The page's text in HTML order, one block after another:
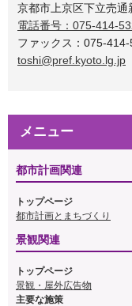
京都市上京区下立売通
電話番号：075-414-
ファックス：075-414-
toshi@pref.kyoto.lg.jp
メニュー
都市計画関連
トップページ
都市計画とまちづくり
景観関連
トップページ
景観・屋外広告物
主要な施策